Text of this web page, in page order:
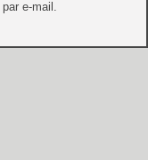
e-mail.